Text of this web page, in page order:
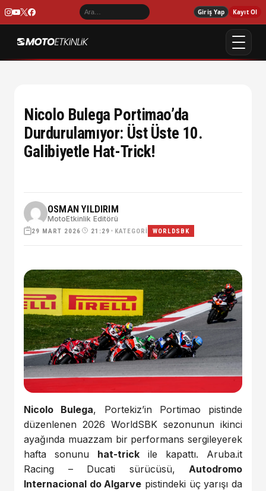
Giriş Yap Kayıt Ol
Nicolo Bulega Portimao’da
Durdurulamıyor: Üst Üste 10.
Galibiyetle Hat-Trick!
OSMAN YILDIRIM
MotoEtkinlik Editörü
29 MART 2026 21:29 • KATEGORI WORLDSBK
Nicolo Bulega, Portekiz’in Portimao pistinde
düzenlenen 2026 WorldSBK sezonunun ikinci
ayağında muazzam bir performans sergileyerek
hafta sonunu hat-trick ile kapattı. Aruba.it
Racing – Ducati sürücüsü, Autodromo
Internacional do Algarve pistindeki üç yarışı da